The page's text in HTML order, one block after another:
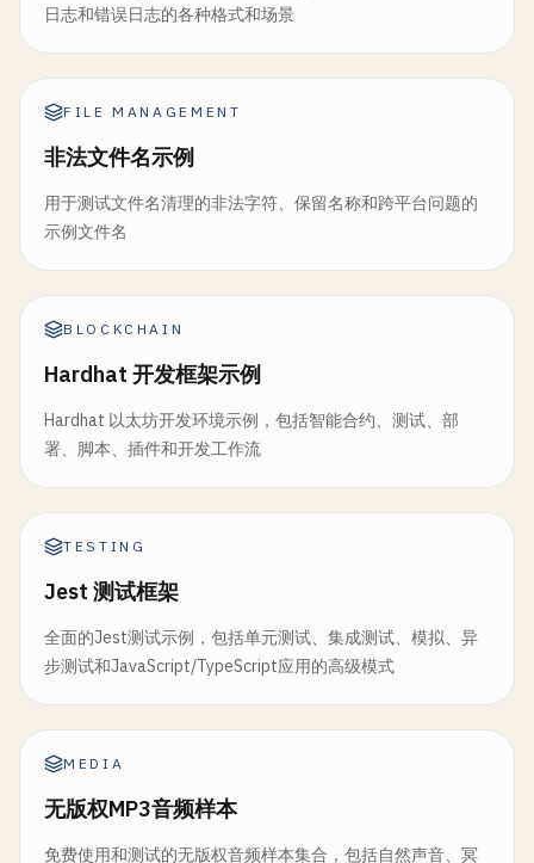
日志和错误日志的各种格式和场景
FILE MANAGEMENT
非法文件名示例
用于测试文件名清理的非法字符、保留名称和跨平台问题的
示例文件名
BLOCKCHAIN
Hardhat 开发框架示例
Hardhat 以太坊开发环境示例，包括智能合约、测试、部
署、脚本、插件和开发工作流
TESTING
Jest 测试框架
全面的Jest测试示例，包括单元测试、集成测试、模拟、异
步测试和JavaScript/TypeScript应用的高级模式
MEDIA
无版权MP3音频样本
免费使用和测试的无版权音频样本集合，包括自然声音、冥